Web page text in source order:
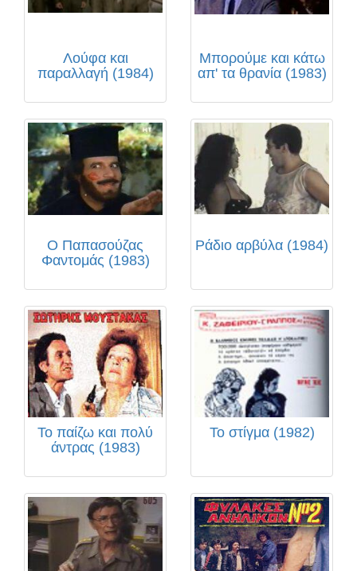
Λούφα και
παραλλαγή (1984)
Μπορούμε και κάτω
απ' τα θρανία (1983)
Ο Παπασούζας
Φαντομάς (1983)
Ράδιο αρβύλα (1984)
Το παίζω και πολύ
άντρας (1983)
Το στίγμα (1982)